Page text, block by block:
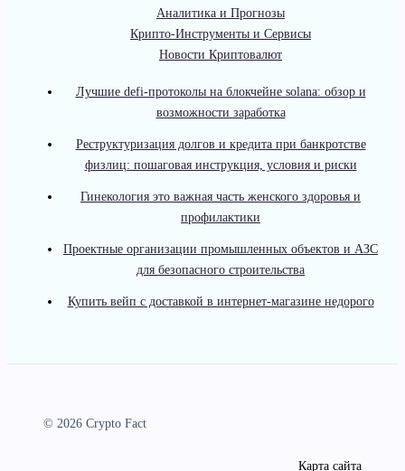
Аналитика и Прогнозы
Крипто-Инструменты и Сервисы
Новости Криптовалют
Лучшие defi-протоколы на блокчейне solana: обзор и
возможности заработка
Реструктуризация долгов и кредита при банкротстве
физлиц: пошаговая инструкция, условия и риски
Гинекология это важная часть женского здоровья и
профилактики
Проектные организации промышленных объектов и АЗС
для безопасного строительства
Купить вейп с доставкой в интернет-магазине недорого
© 2026 Crypto Fact
Карта сайта